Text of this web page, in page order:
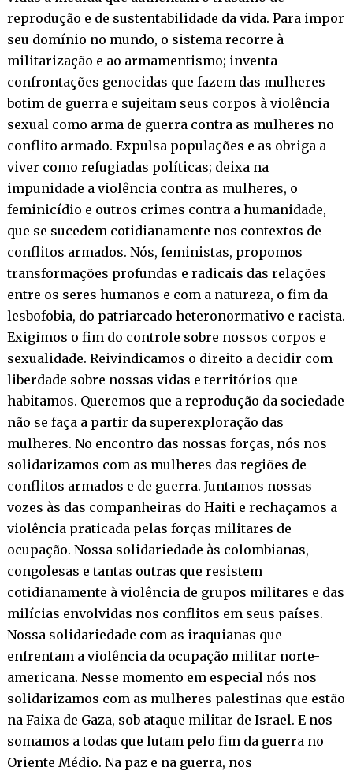
reprodução e de sustentabilidade da vida. Para impor
seu domínio no mundo, o sistema recorre à
militarização e ao armamentismo; inventa
confrontações genocidas que fazem das mulheres
botim de guerra e sujeitam seus corpos à violência
sexual como arma de guerra contra as mulheres no
conflito armado. Expulsa populações e as obriga a
viver como refugiadas políticas; deixa na
impunidade a violência contra as mulheres, o
feminicídio e outros crimes contra a humanidade,
que se sucedem cotidianamente nos contextos de
conflitos armados. Nós, feministas, propomos
transformações profundas e radicais das relações
entre os seres humanos e com a natureza, o fim da
lesbofobia, do patriarcado heteronormativo e racista.
Exigimos o fim do controle sobre nossos corpos e
sexualidade. Reivindicamos o direito a decidir com
liberdade sobre nossas vidas e territórios que
habitamos. Queremos que a reprodução da sociedade
não se faça a partir da superexploração das
mulheres. No encontro das nossas forças, nós nos
solidarizamos com as mulheres das regiões de
conflitos armados e de guerra. Juntamos nossas
vozes às das companheiras do Haiti e rechaçamos a
violência praticada pelas forças militares de
ocupação. Nossa solidariedade às colombianas,
congolesas e tantas outras que resistem
cotidianamente à violência de grupos militares e das
milícias envolvidas nos conflitos em seus países.
Nossa solidariedade com as iraquianas que
enfrentam a violência da ocupação militar norte-
americana. Nesse momento em especial nós nos
solidarizamos com as mulheres palestinas que estão
na Faixa de Gaza, sob ataque militar de Israel. E nos
somamos a todas que lutam pelo fim da guerra no
Oriente Médio. Na paz e na guerra, nos